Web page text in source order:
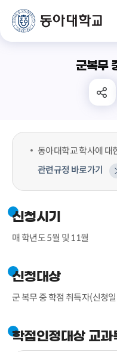
군복무
동아대학교 학사에 대
관련규정 바로가기
신청시기
매 학년도 5월 및 11월
신청대상
군 복무 중 학점 취득자(신청
학점인정대상 교과